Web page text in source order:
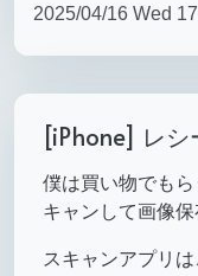
2025/04/16 Wed
[iPhone] レ
僕は買い物でも
キャンして画像保
スキャンアプリ